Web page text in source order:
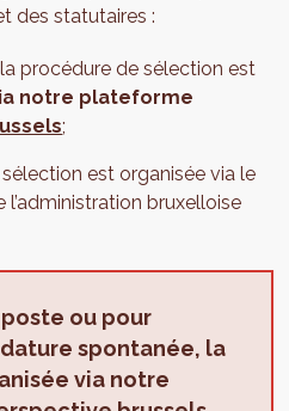
des statutaires :
procédure de sélection est
notre plateforme
;
est organisée via le
bruxelloise
ou pour
spontanée, la
via notre